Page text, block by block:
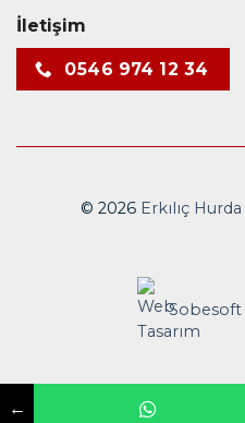
İletişim
0546 974 12 34
© 2026 Erkılıç Hurda
Sobesoft
←